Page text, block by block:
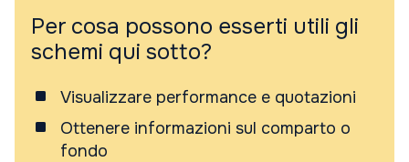
Per cosa possono esserti utili gli
schemi qui sotto?
Visualizzare performance e quotazioni
Ottenere informazioni sul comparto o
fondo